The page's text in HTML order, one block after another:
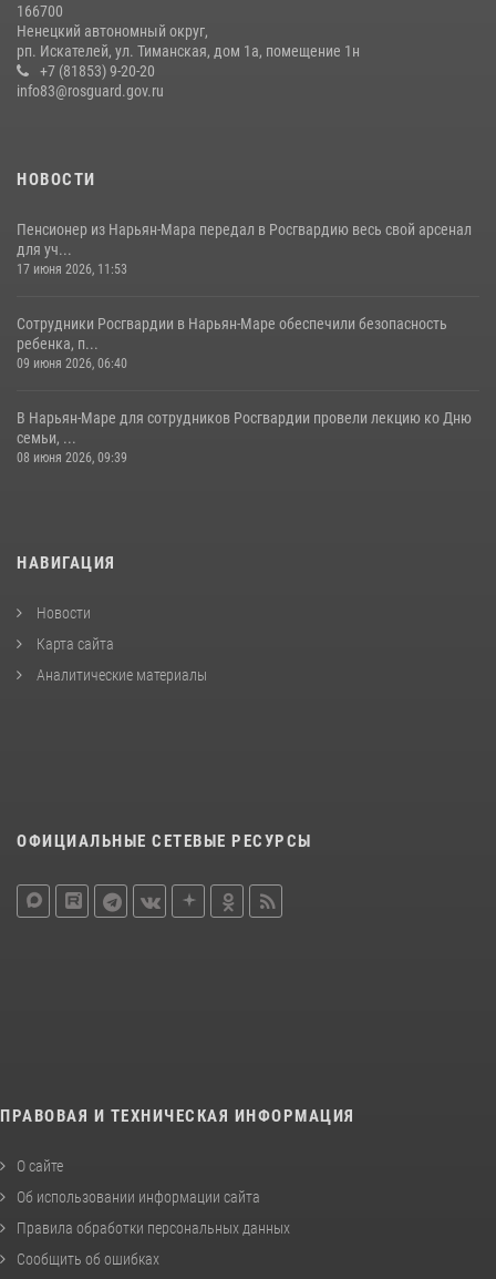
166700
Ненецкий автономный округ,
рп. Искателей, ул. Тиманская, дом 1а, помещение 1н
+7 (81853) 9-20-20
info83@rosguard.gov.ru
НОВОСТИ
Пенсионер из Нарьян-Мара передал в Росгвардию весь свой арсенал
для уч...
17 июня 2026, 11:53
Сотрудники Росгвардии в Нарьян-Маре обеспечили безопасность
ребенка, п...
09 июня 2026, 06:40
В Нарьян-Маре для сотрудников Росгвардии провели лекцию ко Дню
семьи, ...
08 июня 2026, 09:39
НАВИГАЦИЯ
Новости
Карта сайта
Аналитические материалы
ОФИЦИАЛЬНЫЕ СЕТЕВЫЕ РЕСУРСЫ
ПРАВОВАЯ И ТЕХНИЧЕСКАЯ ИНФОРМАЦИЯ
О сайте
Об использовании информации сайта
Правила обработки персональных данных
Сообщить об ошибках